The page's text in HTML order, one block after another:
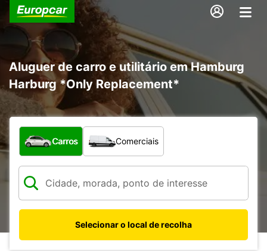
Aluguer de carro e utilitário em Hamburg
Harburg *Only Replacement*
Que tipo de veículo pretende?
Carros Comerciais
Selecionar o local de recolha